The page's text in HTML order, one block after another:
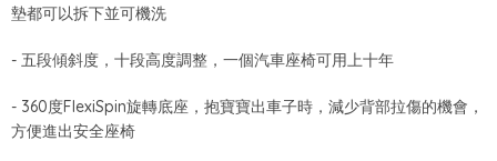
墊都可以拆下並可機洗
- 五段傾斜度，十段高度調整，一個汽車座椅可用上十年
- 360度FlexiSpin旋轉底座，抱寶寶出車子時，減少背部拉傷的機會，
方便進出安全座椅